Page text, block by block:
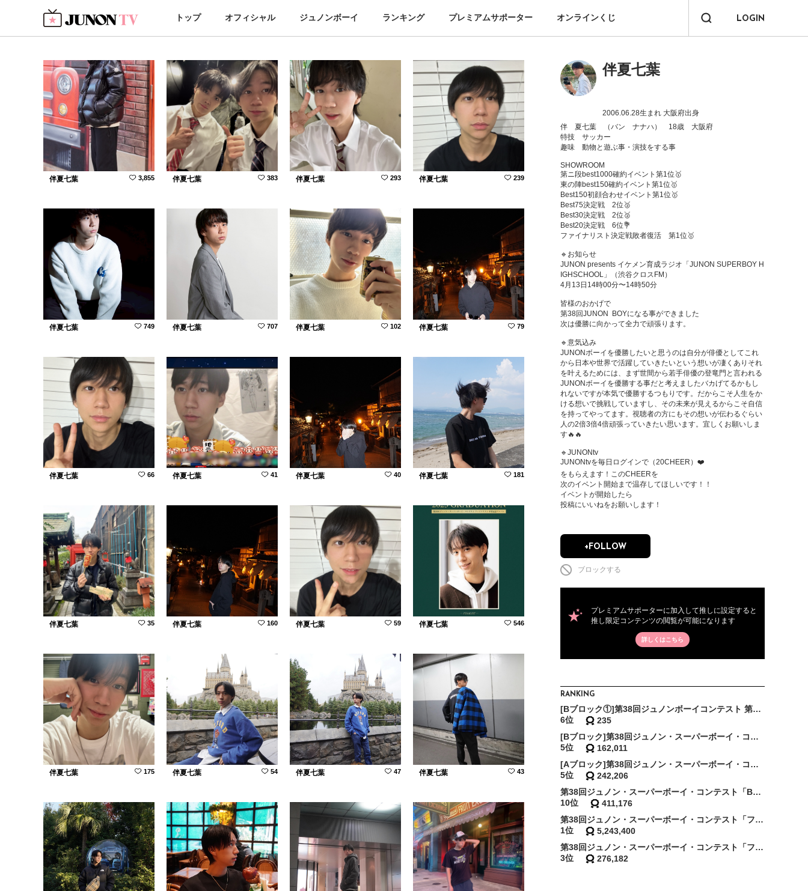
LOGIN
トップ オフィシャル ジュノンボーイ ランキング プレミアムサポーター オンラインくじ
伴夏七葉
ブロックする
+FOLLOW
プレミアムサポーターに加入して推しに設定すると
推し限定コンテンツの閲覧が可能になります
詳しくはこちら
RANKING
[Bブロック①]第38回ジュノンボーイコンテスト 第2次審査BEST150確約イベント
6位
235
[Bブロック]第38回ジュノン・スーパーボーイ・コンテスト「BEST75決定戦」
5位
162,011
[Aブロック]第38回ジュノン・スーパーボーイ・コンテスト「BEST30決定戦」
5位
242,206
第38回ジュノン・スーパーボーイ・コンテスト「BEST20決定戦」
10位
411,176
第38回ジュノン・スーパーボーイ・コンテスト「ファイナリスト敗者復活戦〜東の陣〜」
1位
5,243,400
第38回ジュノン・スーパーボーイ・コンテスト「フォトジェニック賞決定戦」
3位
276,182
2006.06.28生まれ 大阪府出身
伴　夏七葉　（バン　ナナハ）　18歳　大阪府
特技　サッカー
趣味　動物と遊ぶ事・演技をする事
SHOWROOM
第ニ段best1000確約イベント第1位🥇
東の陣best150確約イベント第1位🥇
Best150初顔合わせイベント第1位🥇
Best75決定戦　2位🥈
Best30決定戦　2位🥈
Best20決定戦　6位💐
ファイナリスト決定戦敗者復活　第1位🥇
🔹お知らせ
JUNON presents イケメン育成ラジオ「JUNON SUPERBOY H
IGHSCHOOL」（渋谷クロスFM）
4月13日14時00分〜14時50分
皆様のおかげで
第38回JUNON  BOYになる事ができました
次は優勝に向かって全力で頑張ります。
🔹意気込み
JUNONボーイを優勝したいと思うのは自分が俳優としてこれ
から日本や世界で活躍していきたいという想いが凄くありそれ
を叶えるためには、まず世間から若手俳優の登竜門と言われる
JUNONボーイを優勝する事だと考えましたバカげてるかもし
れないですが本気で優勝するつもりです。だからこそ人生をか
ける想いで挑戦していますし、その未来が見えるからこそ自信
を持ってやってます。視聴者の方にもその想いが伝わるぐらい
人の2倍3倍4倍頑張っていきたい思います。宜しくお願いしま
す🔥🔥
🔹JUNONtv
JUNONtvを毎日ログインで（20CHEER）❤️
をもらえます！このCHEERを
次のイベント開始まで温存してほしいです！！
イベントが開始したら
投稿にいいねをお願いします！
伴夏七葉 3,855 伴夏七葉 383 伴夏七葉 293 伴夏七葉 239
伴夏七葉 749 伴夏七葉 707 伴夏七葉 102 伴夏七葉 79
伴夏七葉 66 伴夏七葉 41 伴夏七葉 40 伴夏七葉 181
伴夏七葉 35 伴夏七葉 160 伴夏七葉 59 伴夏七葉 546
伴夏七葉 175 伴夏七葉 54 伴夏七葉 47 伴夏七葉 43